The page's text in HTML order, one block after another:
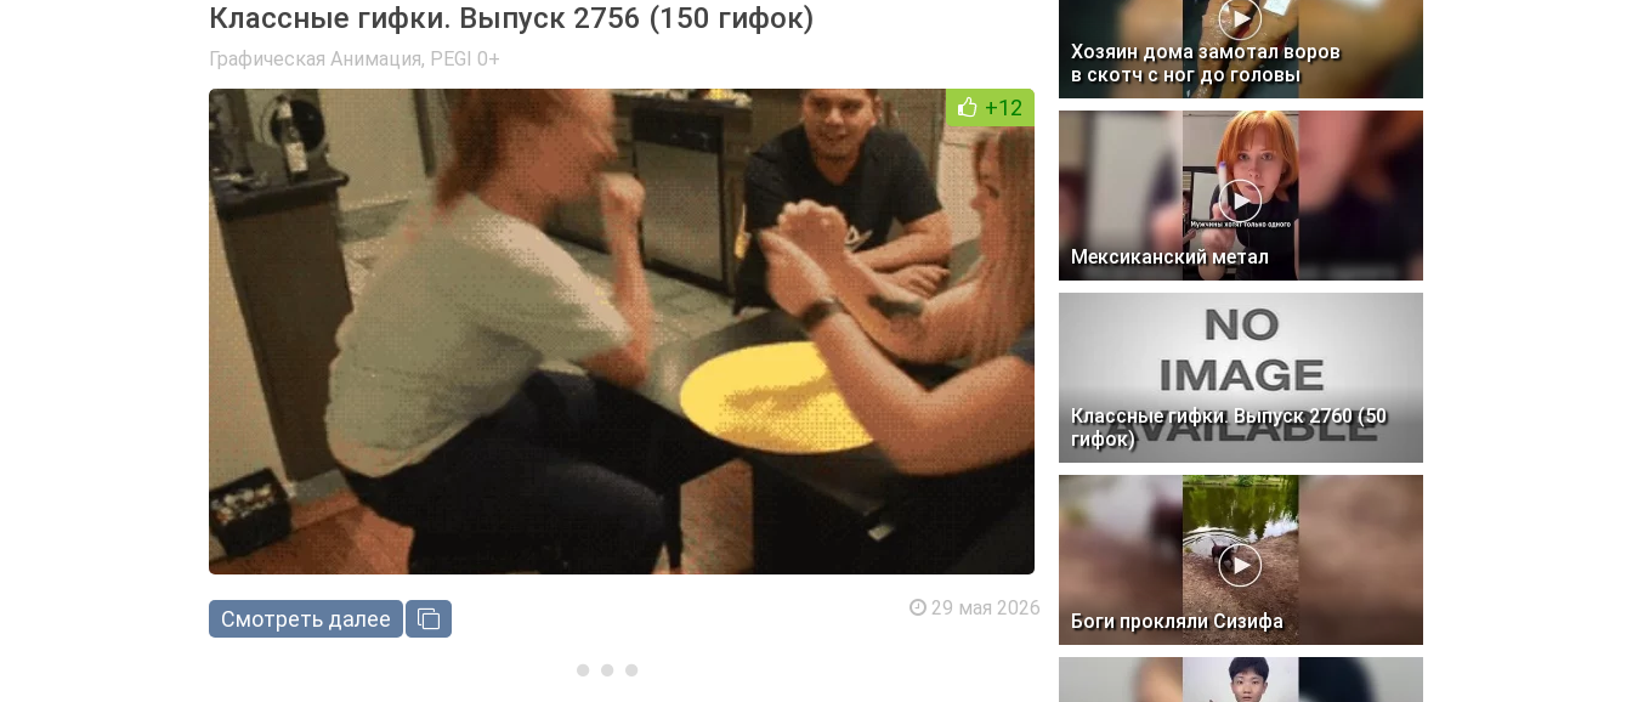
Классные гифки. Выпуск 2756 (150 гифок)
Графическая Анимация, PEGI 0+
+12
Смотреть далее 29 мая 2026
Хозяин дома замотал воров
в скотч с ног до головы
Мексиканский метал
Классные гифки. Выпуск 2760 (50
гифок)
Боги прокляли Сизифа